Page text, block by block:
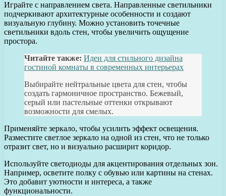
Играйте с направлением света. Направленные светильники
подчеркивают архитектурные особенности и создают
визуальную глубину. Можно установить точечные
светильники вдоль стен, чтобы увеличить ощущение
простора.
Читайте также: Идеи для стильного дизайна
гостиной комнаты в современных интерьерах
Выбирайте нейтральные цвета для стен, чтобы
создать гармоничное пространство. Бежевый,
серый или пастельные оттенки открывают
возможности для смелых.
Применяйте зеркало, чтобы усилить эффект освещения.
Разместите светлое зеркало на одной из стен, что не только
отразит свет, но и визуально расширит коридор.
Используйте светодиоды для акцентирования отдельных зон.
Например, осветите полку с обувью или картины на стенах.
Это добавит уютности и интереса, а также
функциональности.